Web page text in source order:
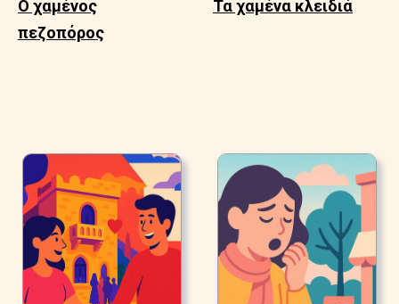
Ο χαμένος
πεζοπόρος
Τα χαμένα κλειδιά